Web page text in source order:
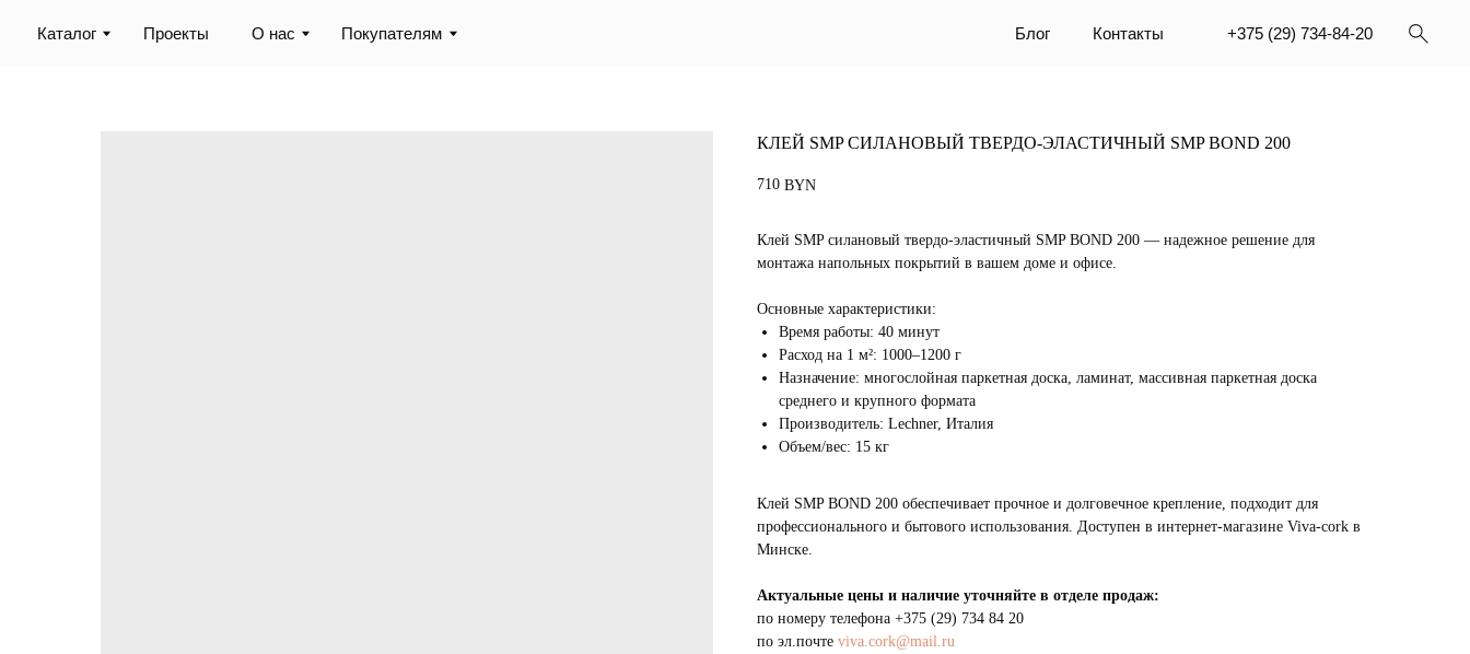
Каталог +375 (29) 734-84-20
Контакты
Покупателям
О нас
Проекты
КЛЕЙ SMP СИЛАНОВЫЙ ТВЕРДО-ЭЛАСТИЧНЫЙ SMP BOND 200
710 BYN
Клей SMP силановый твердо-эластичный SMP BOND 200 — надежное решение для
монтажа напольных покрытий в вашем доме и офисе.
Основные характеристики:
Время работы: 40 минут
Расход на 1 м²: 1000–1200 г
Назначение: многослойная паркетная доска, ламинат, массивная паркетная доска
среднего и крупного формата
Производитель: Lechner, Италия
Объем/вес: 15 кг
Клей SMP BOND 200 обеспечивает прочное и долговечное крепление, подходит для
профессионального и бытового использования. Доступен в интернет-магазине Viva-cork в
Минске.
Актуальные цены и наличие уточняйте в отделе продаж:
по номеру телефона +375 (29) 734 84 20
по эл.почте viva.cork@mail.ru